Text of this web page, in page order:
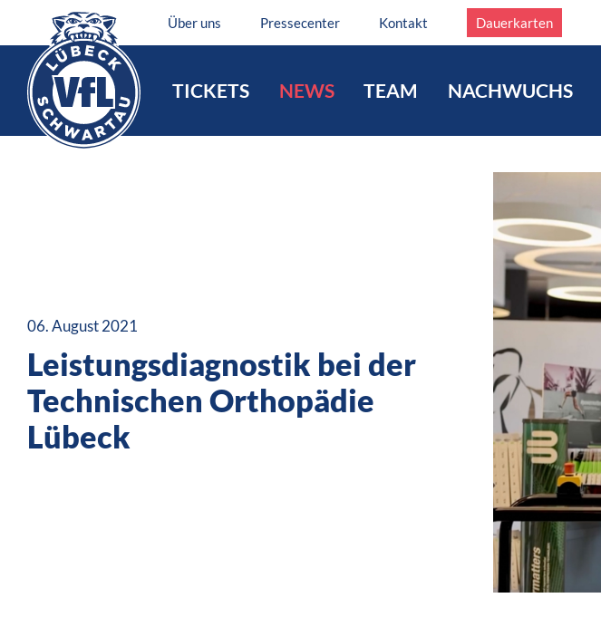
Über uns Pressecenter Kontakt Dauerkarten
TICKETS NEWS TEAM NACHWUCHS
06. August 2021
Leistungsdiagnostik bei der
Technischen Orthopädie
Lübeck